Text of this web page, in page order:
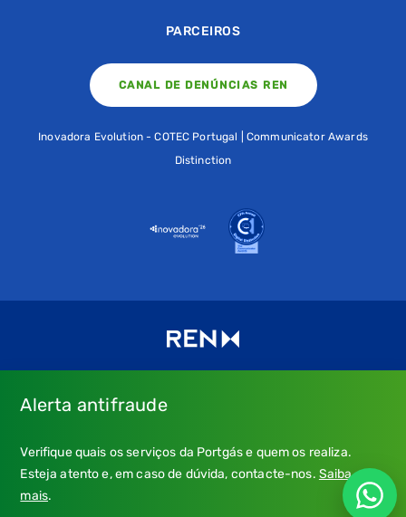
PARCEIROS
CANAL DE DENÚNCIAS REN
Inovadora Evolution - COTEC Portugal | Communicator Awards
Distinction
a nossaPolítica de Cookies.
* Emergência Gás: 24 horas, chamada grátis.
** Atendimento: dias úteis, 9h-21h; chamada para a rede fixa
Alerta antifraude
Verifique quais os serviços da Portgás e quem os realiza.
Esteja atento e, em caso de dúvida, contacte-nos. Saiba
mais.